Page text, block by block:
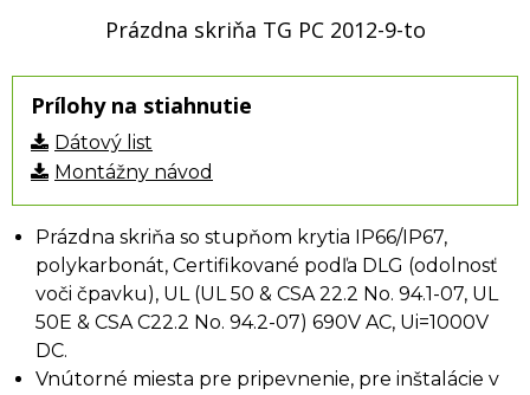
Prázdna skriňa TG PC 2012-9-to
Prílohy na stiahnutie
Dátový list
Montážny návod
Prázdna skriňa so stupňom krytia IP66/IP67,
polykarbonát, Certifikované podľa DLG (odolnosť
voči čpavku), UL (UL 50 & CSA 22.2 No. 94.1-07, UL
50E & CSA C22.2 No. 94.2-07) 690V AC, Ui=1000V
DC.
Vnútorné miesta pre pripevnenie, pre inštalácie v